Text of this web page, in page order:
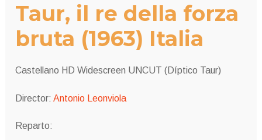
Taur, il re della forza
bruta (1963) Italia
Castellano HD Widescreen UNCUT (Díptico Taur)
Director: Antonio Leonviola
Reparto: